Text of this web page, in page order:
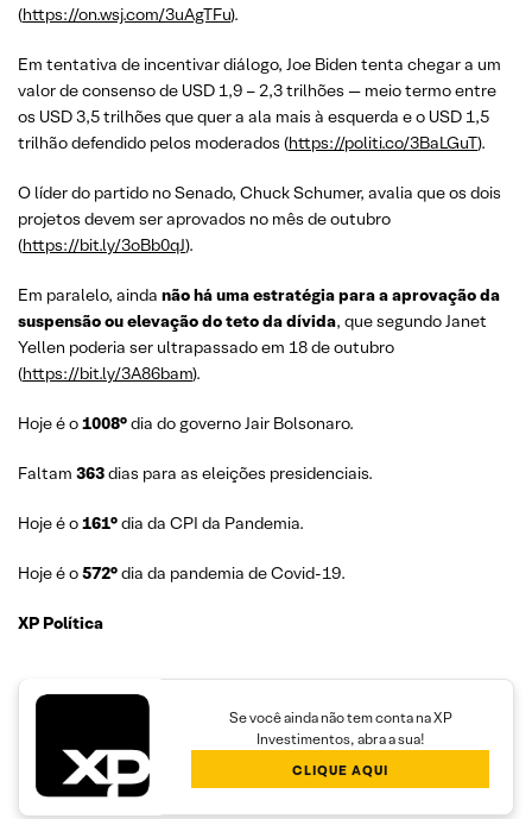
(https://on.wsj.com/3uAgTFu).
Em tentativa de incentivar diálogo, Joe Biden tenta chegar a um
valor de consenso de USD 1,9 – 2,3 trilhões — meio termo entre
os USD 3,5 trilhões que quer a ala mais à esquerda e o USD 1,5
trilhão defendido pelos moderados (https://politi.co/3BaLGuT).
O líder do partido no Senado, Chuck Schumer, avalia que os dois
projetos devem ser aprovados no mês de outubro
(https://bit.ly/3oBb0qJ).
Em paralelo, ainda não há uma estratégia para a aprovação da
suspensão ou elevação do teto da dívida, que segundo Janet
Yellen poderia ser ultrapassado em 18 de outubro
(https://bit.ly/3A86bam).
Hoje é o1008°dia do governo Jair Bolsonaro.
Faltam 363dias para as eleições presidenciais.
Hoje é o161°dia da CPI da Pandemia.
Hoje é o572°dia da pandemia de Covid-19.
XP Política
Se você ainda não tem conta na XP
Investimentos, abra a sua!
CLIQUE AQUI